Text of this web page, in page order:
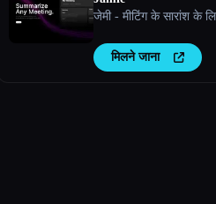
जेमी - मीटिंग के सारांश के
मिलने जाना